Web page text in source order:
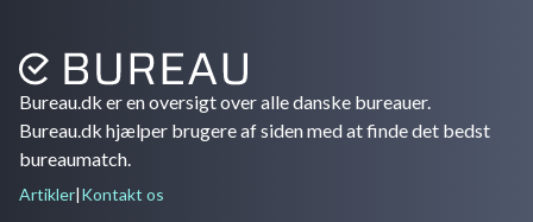
Bureau.dk er en oversigt over alle danske bureauer.
Bureau.dk hjælper brugere af siden med at finde det bedst
bureaumatch.
Artikler|Kontakt os